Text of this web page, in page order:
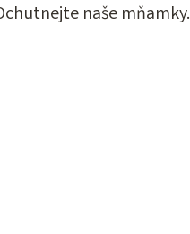
naše mňamky.